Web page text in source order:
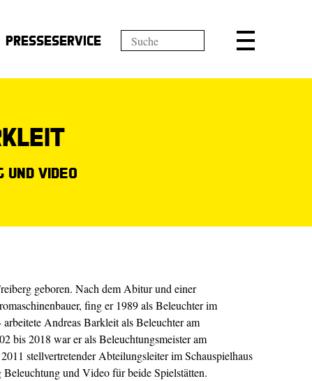
Presseservice
Video
geboren. Nach dem Abitur und einer
fing er 1989 als Beleuchter im
Andreas Barkleit als Beleuchter am
bis 2018 war er als Beleuchtungsmeister am
stellvertretender Abteilungsleiter im Schauspielhaus
und Video für beide Spielstätten.